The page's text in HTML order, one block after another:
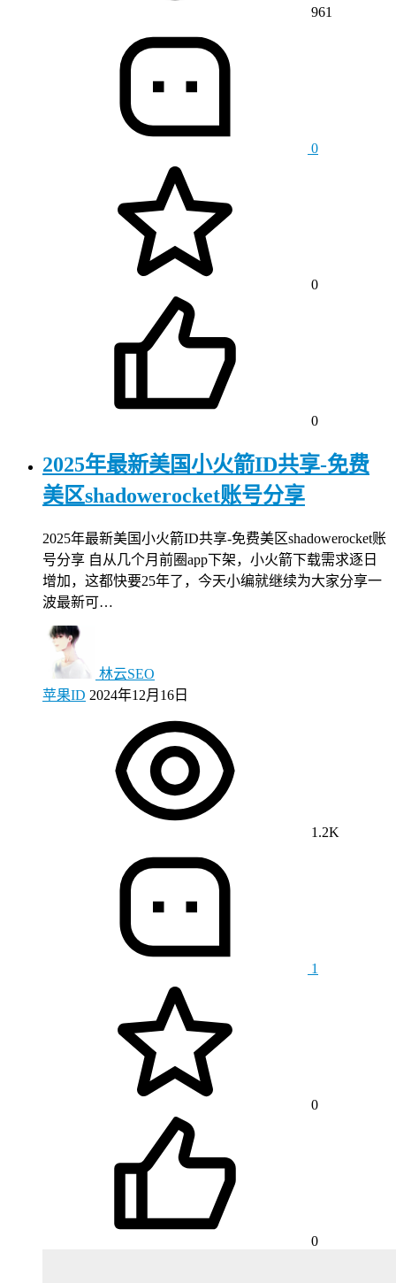
961
0
0
0
2025年最新美国小火箭ID共享-免费
美区shadowerocket账号分享
2025年最新美国小火箭ID共享-免费美区shadowerocket账
号分享 自从几个月前圈app下架，小火箭下载需求逐日
增加，这都快要25年了，今天小编就继续为大家分享一
波最新可…
林云SEO
苹果ID 2024年12月16日
1.2K
1
0
0